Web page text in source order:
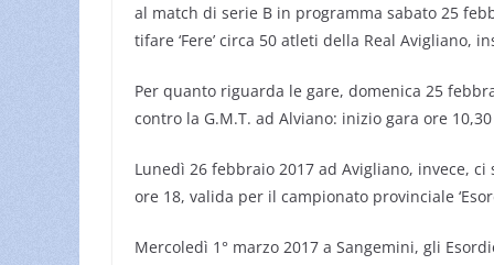
al match di serie B in programma sabato 25
tifare ‘Fere’ circa 50 atleti della Real Avigliano,
Per quanto riguarda le gare, domenica 25
contro la G.M.T. ad Alviano: inizio gara ore 10,30
Lunedì 26 febbraio 2017 ad Avigliano, invece,
ore 18, valida per il campionato provinciale
Mercoledì 1° marzo 2017 a Sangemini, gli